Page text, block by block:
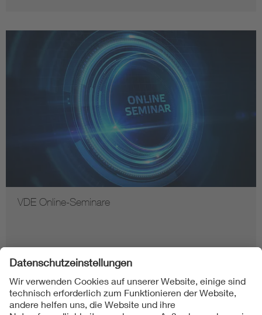
VDE Online-Seminare